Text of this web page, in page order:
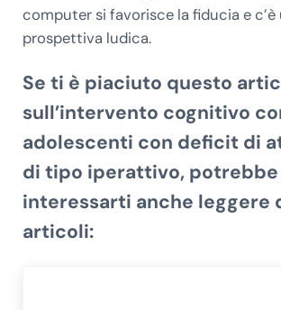
computer si favorisce la fiducia e c’è
prospettiva ludica.
Se ti è piaciuto questo
sull’intervento cognitivo
adolescenti con deficit di
di tipo iperattivo, potrebbe
interessarti anche leggere
articoli: